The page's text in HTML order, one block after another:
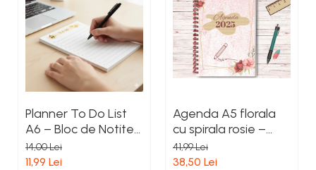
Planner To Do List
A6 – Bloc de Notite
cu Foi Detasabile in
Latura Superioara -
14,00 Lei
11,99 Lei
Agenda A5 florala
cu spirala rosie –
Handmade, 60 file,
interior color, coperti
41,99 Lei
38,50 Lei